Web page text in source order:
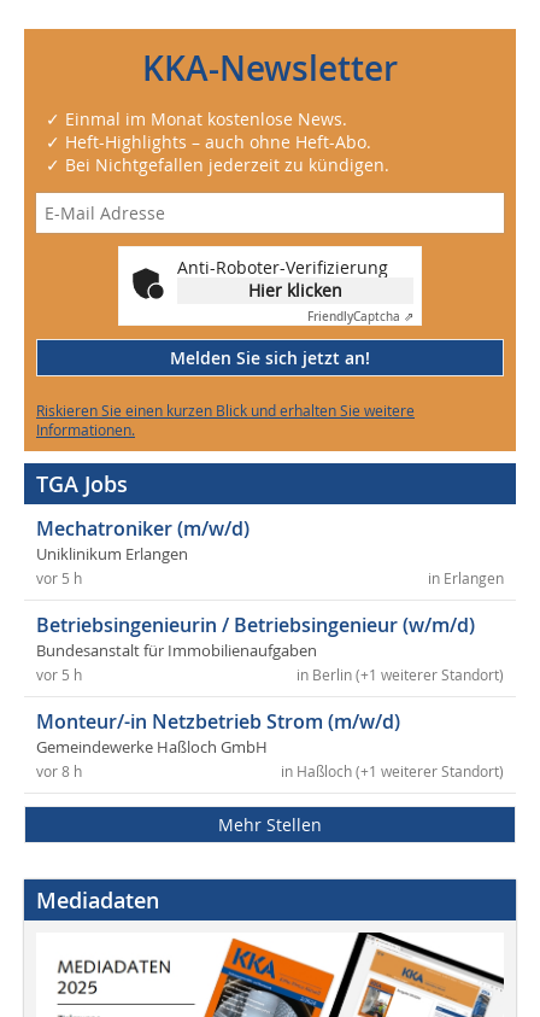
KKA-Newsletter
✓ Einmal im Monat kostenlose News.
✓ Heft-Highlights – auch ohne Heft-Abo.
✓ Bei Nichtgefallen jederzeit zu kündigen.
Anti-Roboter-Verifizierung
Hier klicken
FriendlyCaptcha ⇗
Melden Sie sich jetzt an!
Riskieren Sie einen kurzen Blick und erhalten Sie weitere
Informationen.
TGA Jobs
Mechatroniker (m/w/d)
Uniklinikum Erlangen
in Erlangen
vor 5 h
Betriebsingenieurin / Betriebsingenieur (w/m/d)
Bundesanstalt für Immobilienaufgaben
in Berlin (+1 weiterer Standort)
vor 5 h
Monteur/-in Netzbetrieb Strom (m/w/d)
Gemeindewerke Haßloch GmbH
in Haßloch (+1 weiterer Standort)
vor 8 h
Mehr Stellen
Mediadaten